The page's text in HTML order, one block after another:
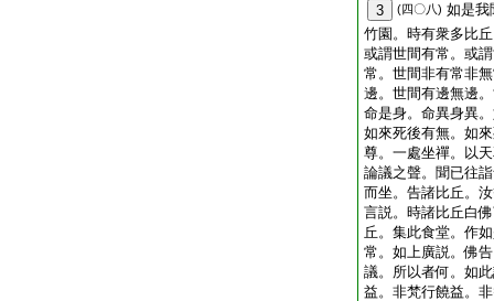
3
(四〇八) 如是我
竹園。時有衆多比
或謂世間有常。或
常。世間非有常非
邊。世間有邊無邊
命是身。命異身異
如來死後有無。如
尊。一處坐禪。以
論議之聲。聞已往
而坐。告諸比丘。
言説。時諸比丘白
丘。集此食堂。作
常。如上廣説。佛
議。所以者何。如
益。非梵行饒益。